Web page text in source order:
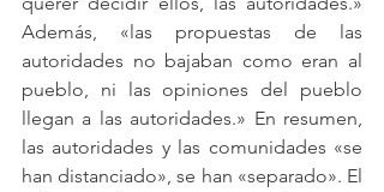
Además, «las propuestas de las
autoridades no bajaban como eran al
pueblo, ni las opiniones del pueblo
llegan a las autoridades.» En resumen,
las autoridades y las comunidades «se
han distanciado», se han «separado». El